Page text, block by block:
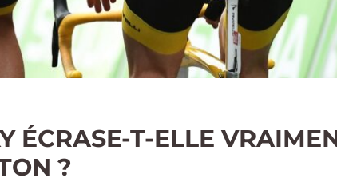
ÉCRASE-T-ELLE
?